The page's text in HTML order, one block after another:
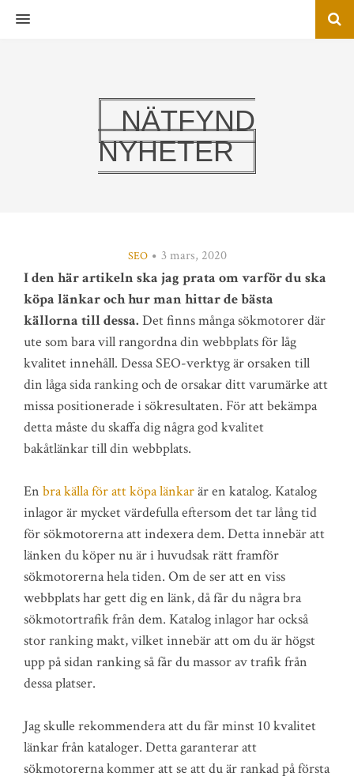
MENU
NÄTFYND
NYHETER
SEO 3 mars, 2020
I den här artikeln ska jag prata om varför du ska
köpa länkar och hur man hittar de bästa
källorna till dessa. Det finns många sökmotorer där
ute som bara vill rangordna din webbplats för låg
kvalitet innehåll. Dessa SEO-verktyg är orsaken till
din låga sida ranking och de orsakar ditt varumärke att
missa positionerade i sökresultaten. För att bekämpa
detta måste du skaffa dig några god kvalitet
bakåtlänkar till din webbplats.
En bra källa för att köpa länkarär en katalog. Katalog
inlagor är mycket värdefulla eftersom det tar lång tid
för sökmotorerna att indexera dem. Detta innebär att
länken du köper nu är i huvudsak rätt framför
sökmotorerna hela tiden. Om de ser att en viss
webbplats har gett dig en länk, då får du några bra
sökmotortrafik från dem. Katalog inlagor har också
stor ranking makt, vilket innebär att om du är högst
upp på sidan ranking så får du massor av trafik från
dessa platser.
Jag skulle rekommendera att du får minst 10 kvalitet
länkar från kataloger. Detta garanterar att
sökmotorerna kommer att se att du är rankad på första